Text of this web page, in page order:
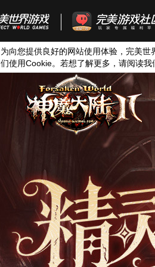
为向您提供良好的网站使用体验，完美世
们使用Cookie。若想了解更多，请阅读我